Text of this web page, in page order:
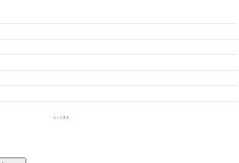
もっと見る